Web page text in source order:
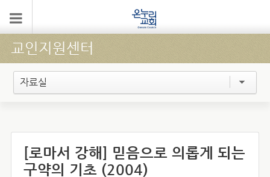
교인지원센터
자료실
[로마서 강해] 믿음으로 의롭게 되는
구약의 기초 (2004)